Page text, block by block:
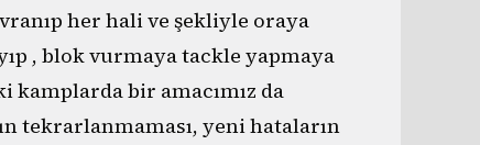
her hali ve şekliyle oraya
, blok vurmaya tackle yapmaya
bir amacımız da
tekrarlanmaması, yeni hataların